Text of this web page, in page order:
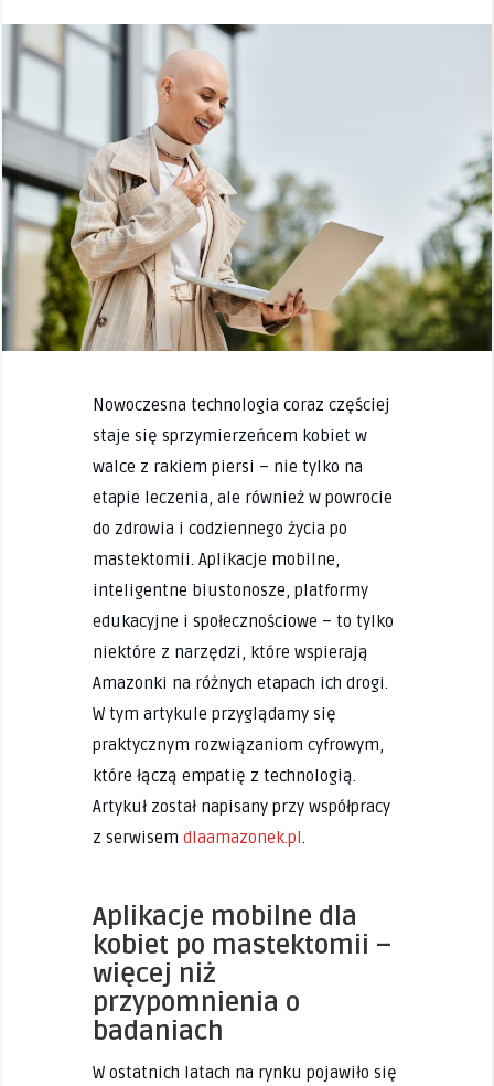
Nowoczesna technologia coraz częściej
staje się sprzymierzeńcem kobiet w
walce z rakiem piersi – nie tylko na
etapie leczenia, ale również w powrocie
do zdrowia i codziennego życia po
mastektomii. Aplikacje mobilne,
inteligentne biustonosze, platformy
edukacyjne i społecznościowe – to tylko
niektóre z narzędzi, które wspierają
Amazonki na różnych etapach ich drogi.
W tym artykule przyglądamy się
praktycznym rozwiązaniom cyfrowym,
które łączą empatię z technologią.
Artykuł został napisany przy współpracy
z serwisem dlaamazonek.pl.
Aplikacje mobilne dla
kobiet po mastektomii –
więcej niż
przypomnienia o
badaniach
W ostatnich latach na rynku pojawiło się